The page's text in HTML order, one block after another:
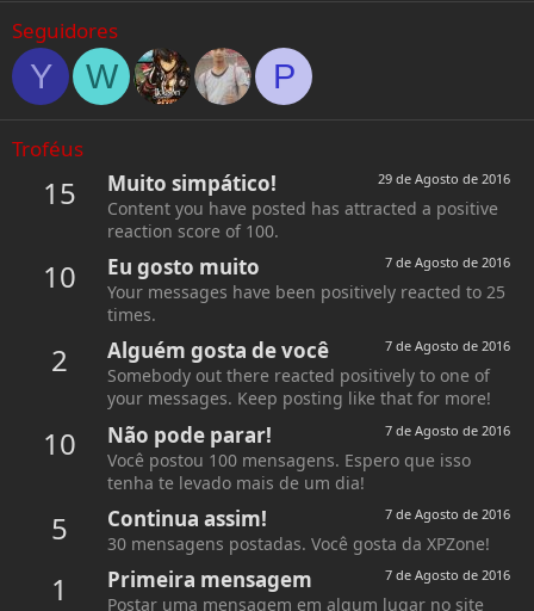
Seguidores
Y W P
Troféus
15 29 de Agosto de 2016
Muito simpático!
Content you have posted has attracted a positive
reaction score of 100.
10 7 de Agosto de 2016
Eu gosto muito
Your messages have been positively reacted to 25
times.
2 7 de Agosto de 2016
Alguém gosta de você
Somebody out there reacted positively to one of
your messages. Keep posting like that for more!
10 7 de Agosto de 2016
Não pode parar!
Você postou 100 mensagens. Espero que isso
tenha te levado mais de um dia!
5 7 de Agosto de 2016
Continua assim!
30 mensagens postadas. Você gosta da XPZone!
1 7 de Agosto de 2016
Primeira mensagem
Postar uma mensagem em algum lugar no site